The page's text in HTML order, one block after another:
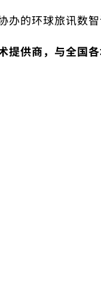
的环球旅讯数
供商，与全国